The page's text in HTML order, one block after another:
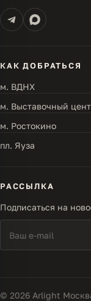
КАК ДОБРАТЬСЯ
м. ВДНХ
м. Выставочный
м. Ростокино
пл. Яуза
РАССЫЛКА
Подписаться на
© 2026 Arlight